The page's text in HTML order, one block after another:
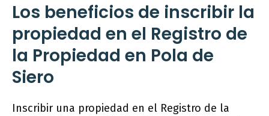
Los beneficios de inscribir la
propiedad en el Registro de
la Propiedad en Pola de
Siero
Inscribir una propiedad en el Registro de la